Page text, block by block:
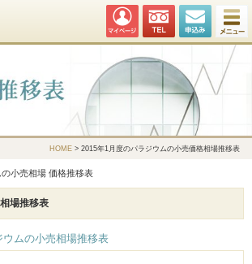
HOME > 2015年1月度のパラジウムの小売価格相場推移表
小売相場 価格推移表
場推移表
ムの小売相場推移表